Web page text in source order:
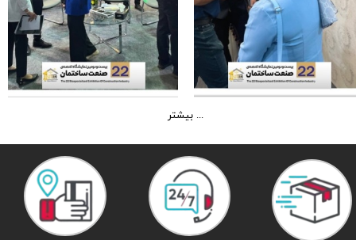
بیشتر ...